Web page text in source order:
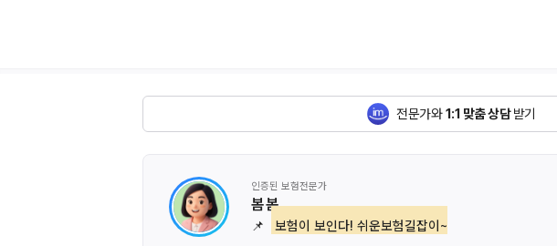
전문가와1:1 맞춤 상담받기
인증된 보험전문가
봄 봄
📌 보험이 보인다! 쉬운보험길잡이~